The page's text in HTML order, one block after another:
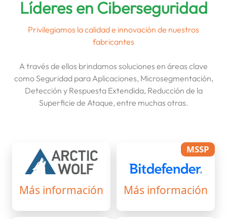
Líderes en Ciberseguridad
Privilegiamos la calidad e innovación de nuestros
fabricantes
A través de ellos brindamos soluciones en áreas clave
como Seguridad para Aplicaciones, Microsegmentación,
Detección y Respuesta Extendida, Reducción de la
Superficie de Ataque, entre muchas otras.
Más información
MSSP
Más información